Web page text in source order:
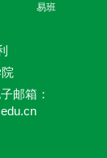
易班
邮箱：